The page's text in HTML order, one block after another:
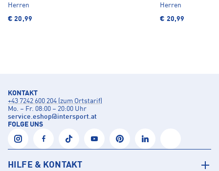
Herren
€ 20,99
Herren
€ 20,99
KONTAKT
+43 7242 600 204 (zum Ortstarif)
Mo. – Fr. 08:00 – 20:00 Uhr
service.eshop@intersport.at
FOLGE UNS
HILFE & KONTAKT